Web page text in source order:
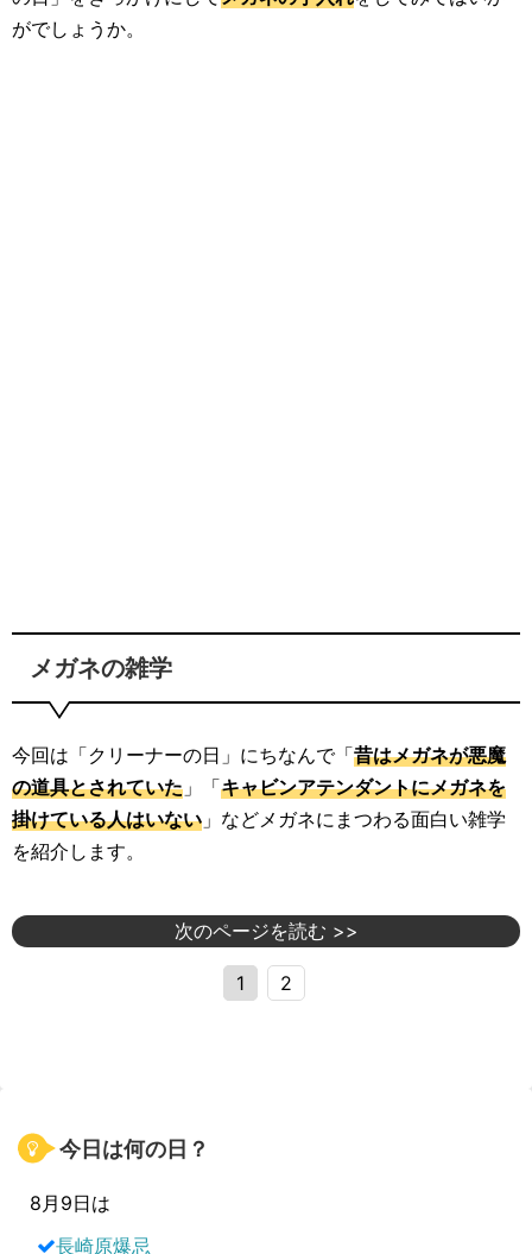
がでしょうか。
メガネの雑学
今回は「クリーナーの日」にちなんで「昔はメガネが悪魔
の道具とされていた 」「キャビンアテンダントにメガネを
掛けている人はいない 」などメガネにまつわる面白い雑学
を紹介します。
次のページを読む >>
1 2
今日は何の日？
8月9日は
長崎原爆忌